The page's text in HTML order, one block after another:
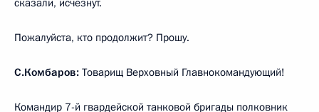
Пожалуйста, кто продолжит? Прошу.
С.Комбаров: Товарищ Верховный Главнокомандующий!
Командир 7-й гвардейской танковой бригады полковник